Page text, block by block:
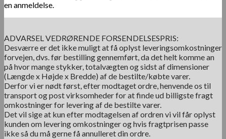
en anmeldelse.
ADVARSEL VEDRØRENDE FORSENDELSESPRIS:
Desværre er det ikke muligt at få oplyst leveringsomkostninger
forvejen, dvs. før bestilling gennemført, da det helt komme an
på hvor mange stykker, totalvægten og sidst af dimensioner
(Længde x Højde x Bredde) af de bestilte/købte varer.
Derfor vi er nødt først, efter modtaget ordre, henvende os til
transport og post virksomheder for at finde ud billigste fragt
omkostninger for levering af de bestilte varer.
Det vil sige at kun efter modtagelsen af ordren vi vil får oplyst
kunden om levering omkostninger og hvis fragtprisen passe
ikke så du må gerne få annulleret din ordre.